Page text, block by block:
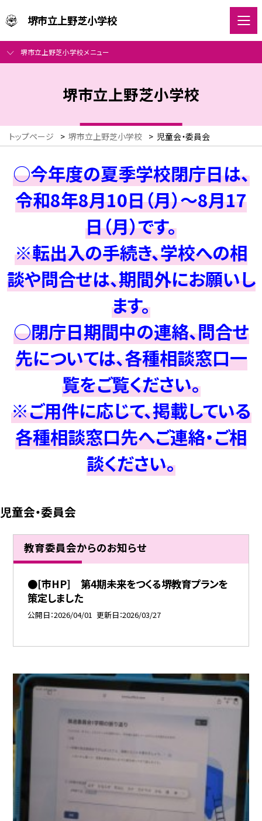
堺市立上野芝小学校
堺市立上野芝小学校メニュー
堺市立上野芝小学校
トップページ > 堺市立上野芝小学校 > 児童会・委員会
○今年度の夏季学校閉庁日は、
令和8年8月10日（月）～8月17
日（月）です。
※転出入の手続き、学校への相
談や問合せは、期間外にお願いし
ます。
○閉庁日期間中の連絡、問合せ
先については、各種相談窓口一
覧をご覧ください。
※ご用件に応じて、掲載している
各種相談窓口先へご連絡・ご相
談ください。
児童会・委員会
教育委員会からのお知らせ
●[市HP] 第4期未来をつくる堺教育プランを
策定しました
公開日 2026/04/01 更新日 2026/03/27